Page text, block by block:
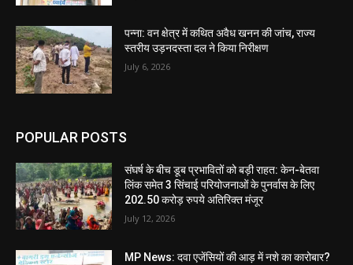
पन्ना: वन क्षेत्र में कथित अवैध खनन की जांच, राज्य
स्तरीय उड़नदस्ता दल ने किया निरीक्षण
July 6, 2026
POPULAR POSTS
संघर्ष के बीच डूब प्रभावितों को बड़ी राहत: केन-बेतवा
लिंक समेत 3 सिंचाई परियोजनाओं के पुनर्वास के लिए
202.50 करोड़ रुपये अतिरिक्त मंजूर
July 12, 2026
MP News: दवा एजेंसियों की आड़ में नशे का कारोबार?